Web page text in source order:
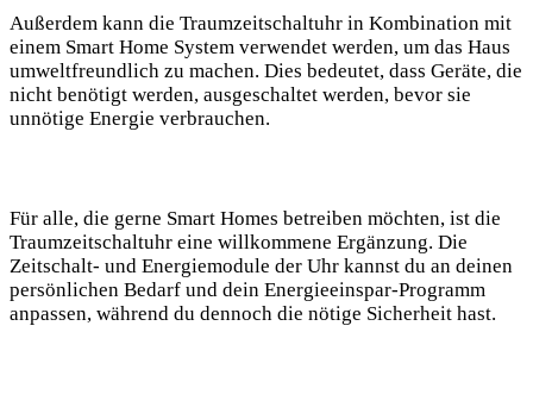
Außerdem kann die Traumzeitschaltuhr in Kombination mit
einem Smart Home System verwendet werden, um das Haus
umweltfreundlich zu machen. Dies bedeutet, dass Geräte, die
nicht benötigt werden, ausgeschaltet werden, bevor sie
unnötige Energie verbrauchen.
Für alle, die gerne Smart Homes betreiben möchten, ist die
Traumzeitschaltuhr eine willkommene Ergänzung. Die
Zeitschalt- und Energiemodule der Uhr kannst du an deinen
persönlichen Bedarf und dein Energieeinspar-Programm
anpassen, während du dennoch die nötige Sicherheit hast.